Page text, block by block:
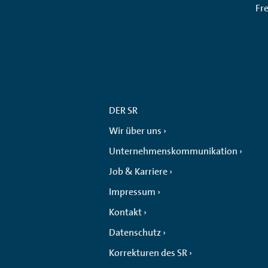
DER SR
Wir über uns
Unternehmenskommunikation
Job & Karriere
Impressum
Kontakt
Datenschutz
Korrekturen des SR